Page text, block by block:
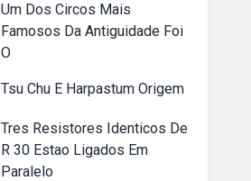
Um Dos Circos Mais
Famosos Da Antiguidade Foi
O
Tsu Chu E Harpastum Origem
Tres Resistores Identicos De
R 30 Estao Ligados Em
Paralelo